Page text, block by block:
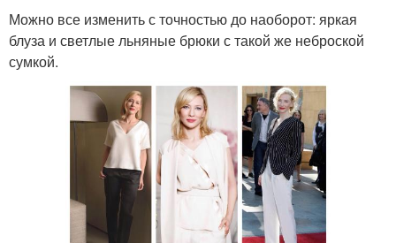
Можно все изменить с точностью до наоборот: яркая
блуза и светлые льняные брюки с такой же неброской
сумкой.